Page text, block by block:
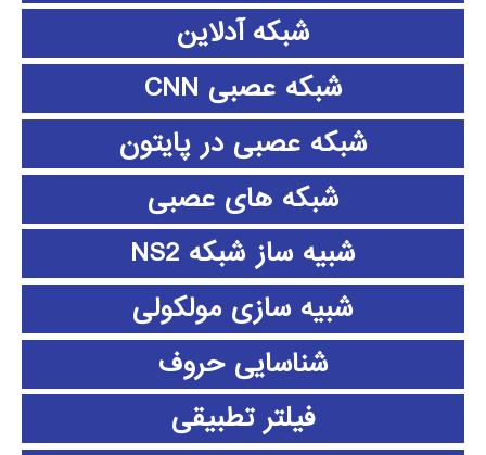
شبکه آدلاین
شبکه عصبی CNN
شبکه عصبی در پایتون
شبکه های عصبی
شبیه ساز شبکه NS2
شبیه سازی مولکولی
شناسایی حروف
فیلتر تطبیقی